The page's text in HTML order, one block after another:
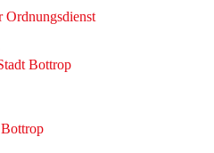
Ordnungsdienst
Bottrop